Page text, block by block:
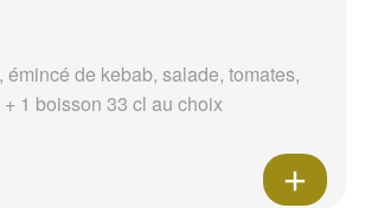
émincé de kebab, salade, tomates,
1 boisson 33 cl au choix